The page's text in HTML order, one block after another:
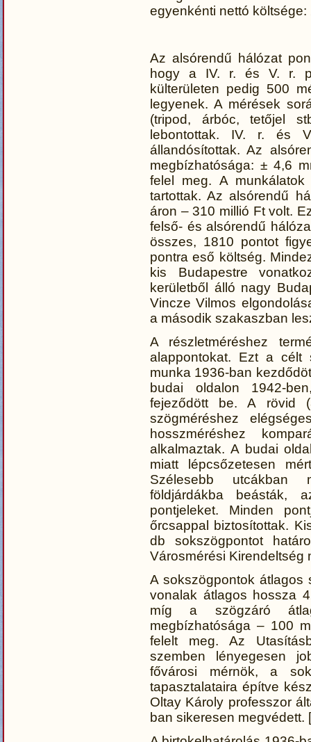
egyenkénti nettó költsége:
Az alsórendű hálózat
hogy a IV. r. és V. r.
külterületen pedig 500
legyenek. A mérések
(tripod, árbóc, tetőjel
lebontottak. IV. r. és
állandósítottak. Az
megbízhatósága: ± 4,6
felel meg. A
tartottak. Az alsórendű
áron – 310 millió Ft volt.
felső- és alsórendű
összes, 1810 pontot
pontra eső költség.
kis Budapestre
kerületből álló nagy
Vincze Vilmos
a második szakaszban
A részletméréshez
alappontokat. Ezt a célt
munka 1936-ban
budai oldalon 1942-
fejeződött be. A rövid
szögméréshez
hosszméréshez
alkalmaztak. A budai
miatt lépcsőzetesen
Szélesebb utcákban
földjárdákba beásták,
pontjeleket. Minden
őrcsappal biztosítottak.
db sokszögpontot
Városmérési Kirendeltség
A sokszögpontok átlagos
vonalak átlagos hossza
míg a szögzáró
megbízhatósága – 100
felelt meg. Az
szemben lényegesen
fővárosi mérnök, a
tapasztalataira építve
Oltay Károly professzor
ban sikeresen